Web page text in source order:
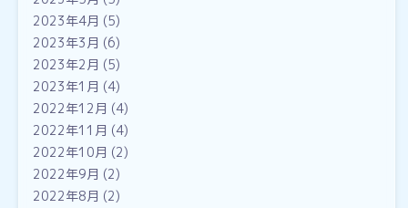
2023年4月 (5)
2023年3月 (6)
2023年2月 (5)
2023年1月 (4)
2022年12月 (4)
2022年11月 (4)
2022年10月 (2)
2022年9月 (2)
2022年8月 (2)